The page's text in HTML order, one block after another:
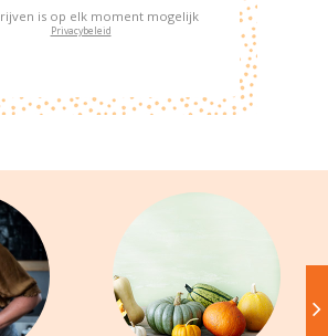
is op elk moment mogelijk
Privacybeleid